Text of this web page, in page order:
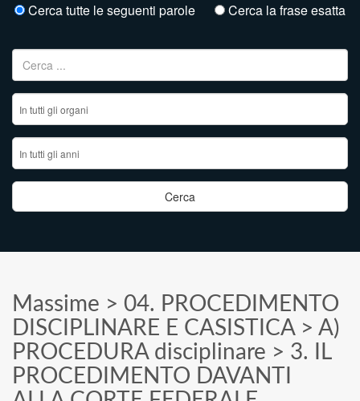
Cerca tutte le seguenti parole Cerca la frase esatta
Ricerca per:
Massime > 04. PROCEDIMENTO
DISCIPLINARE E CASISTICA> A)
PROCEDURA disciplinare > 3. IL
PROCEDIMENTO DAVANTI